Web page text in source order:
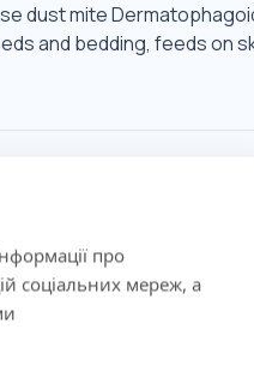
про
соціальних мереж, а
dust mite
and bedding, feeds on